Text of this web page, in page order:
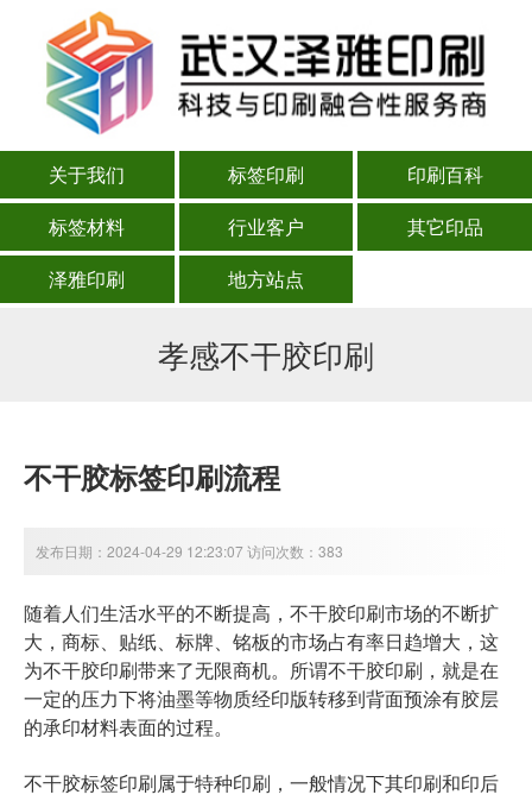
关于我们 标签印刷
印刷百科
标签材料
行业客户
其它印品
泽雅印刷
地方站点
孝感不干胶印刷
不干胶标签印刷流程
发布日期：2024-04-29 12:23:07 访问次数：383
随着人们生活水平的不断提高，不干胶印刷市场的不断扩
大，商标、贴纸、标牌、铭板的市场占有率日趋增大，这
为不干胶印刷带来了无限商机。所谓不干胶印刷，就是在
一定的压力下将油墨等物质经印版转移到背面预涂有胶层
的承印材料表面的过程。
不干胶标签印刷属于特种印刷，一般情况下其印刷和印后